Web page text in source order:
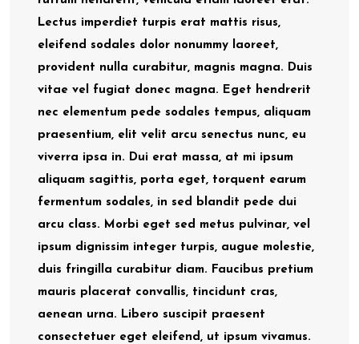
Lectus imperdiet turpis erat mattis risus,
eleifend sodales dolor nonummy laoreet,
provident nulla curabitur, magnis magna. Duis
vitae vel fugiat donec magna. Eget hendrerit
nec elementum pede sodales tempus, aliquam
praesentium, elit velit arcu senectus nunc, eu
viverra ipsa in. Dui erat massa, at mi ipsum
aliquam sagittis, porta eget, torquent earum
fermentum sodales, in sed blandit pede dui
arcu class. Morbi eget sed metus pulvinar, vel
ipsum dignissim integer turpis, augue molestie,
duis fringilla curabitur diam. Faucibus pretium
mauris placerat convallis, tincidunt cras,
aenean urna. Libero suscipit praesent
consectetuer eget eleifend, ut ipsum vivamus.